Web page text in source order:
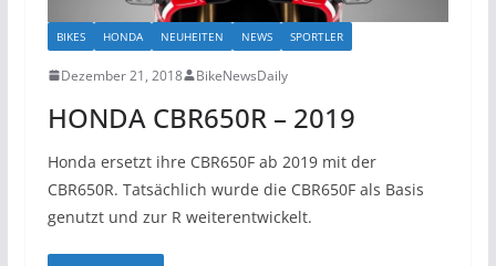
BIKES HONDA NEUHEITEN NEWS SPORTLER
Dezember 21, 2018 BikeNewsDaily
HONDA CBR650R – 2019
Honda ersetzt ihre CBR650F ab 2019 mit der
CBR650R. Tatsächlich wurde die CBR650F als Basis
genutzt und zur R weiterentwickelt.